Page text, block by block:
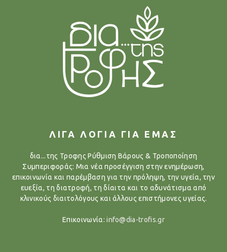
ΛΙΓΑ ΛΟΓΙΑ ΓΙΑ ΕΜΑΣ
δια...της Τροφης Ρύθμιση Βάρους & Τροποποίηση
Συμπεριφοράς: Μια νέα προσέγγιση στην ενημέρωση,
επικοινωνία και παρέμβαση για την πρόληψη, την υγεία, την
ευεξία, τη διατροφή, τη δίαιτα και το αδυνάτισμα από
κλινικούς διαιτολόγους και άλλους επιστήμονες υγείας.
Επικοινωνία:info@dia-trofis.gr